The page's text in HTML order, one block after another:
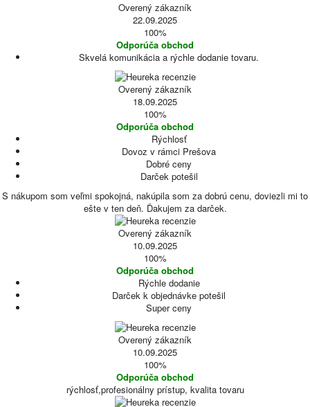
Overený zákazník
22.09.2025
100%
Odporúča obchod
Skvelá komunikácia a rýchle dodanie tovaru.
Overený zákazník
18.09.2025
100%
Odporúča obchod
Rýchlosť
Dovoz v rámci Prešova
Dobré ceny
Darček potešil
S nákupom som veľmi spokojná, nakúpila som za dobrú cenu, doviezli mi to
ešte v ten deň. Ďakujem za darček.
Overený zákazník
10.09.2025
100%
Odporúča obchod
Rýchle dodanie
Darček k objednávke potešil
Super ceny
Overený zákazník
10.09.2025
100%
Odporúča obchod
rýchlosť,profesionálny prístup, kvalita tovaru